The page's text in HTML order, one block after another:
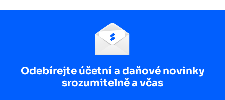
Odebírejte účetní a daňové novinky
srozumitelně a včas